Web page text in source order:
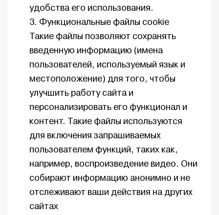
удобства его использования.
Функциональные файлы cookie
Такие файлы позволяют сохранять
введенную информацию (имена
пользователей, используемый язык и
местоположение) для того, чтобы
улучшить работу сайта и
персонализировать его функционал и
контент. Такие файлы используются
для включения запрашиваемых
пользователем функций, таких как,
например, воспроизведение видео. Они
собирают информацию анонимно и не
отслеживают ваши действия на других
сайтах